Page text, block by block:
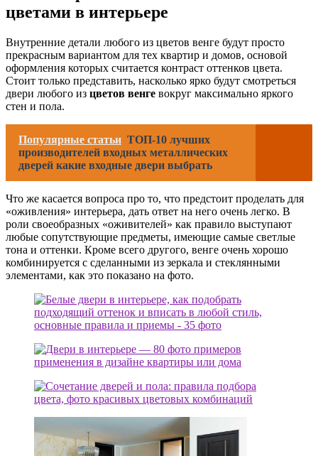
цветами в интерьере
Внутренние детали любого из цветов венге будут просто
прекрасным вариантом для тех квартир и домов, основой
оформления которых считается контраст оттенков цвета.
Стоит только представить, насколько ярко будут смотреться
двери любого из цветов венге вокруг максимально яркого
стен и пола.
Популярные статьи ТОП-10 лучших
производителей входных металлических
дверей какие входные двери выбрать
Что же касается вопроса про то, что предстоит проделать для
«оживления» интерьера, дать ответ на него очень легко. В
роли своеобразных «оживителей» как правило выступают
любые сопутствующие предметы, имеющие самые светлые
тона и оттенки. Кроме всего другого, венге очень хорошо
комбинируется с сделанными из зеркала и стеклянными
элементами, как это показано на фото.